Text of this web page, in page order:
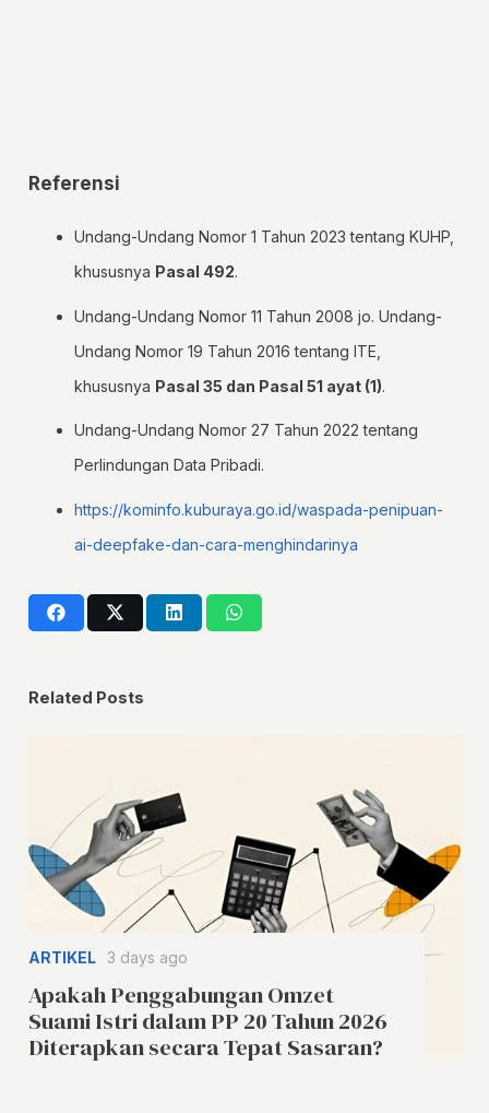
Referensi
Undang-Undang Nomor 1 Tahun 2023 tentang KUHP,
khususnya Pasal 492.
Undang-Undang Nomor 11 Tahun 2008 jo. Undang-
Undang Nomor 19 Tahun 2016 tentang ITE,
khususnya Pasal 35 dan Pasal 51 ayat (1).
Undang-Undang Nomor 27 Tahun 2022 tentang
Perlindungan Data Pribadi.
https://kominfo.kuburaya.go.id/waspada-penipuan-
ai-deepfake-dan-cara-menghindarinya
Related Posts
ARTIKEL 3 days ago
Apakah Penggabungan Omzet
Suami Istri dalam PP 20 Tahun 2026
Diterapkan secara Tepat Sasaran?